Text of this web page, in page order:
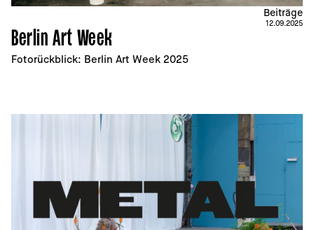
Berlin Art Week
Fotorückblick: Berlin Art Week 2025
Beiträge
12.09.2025